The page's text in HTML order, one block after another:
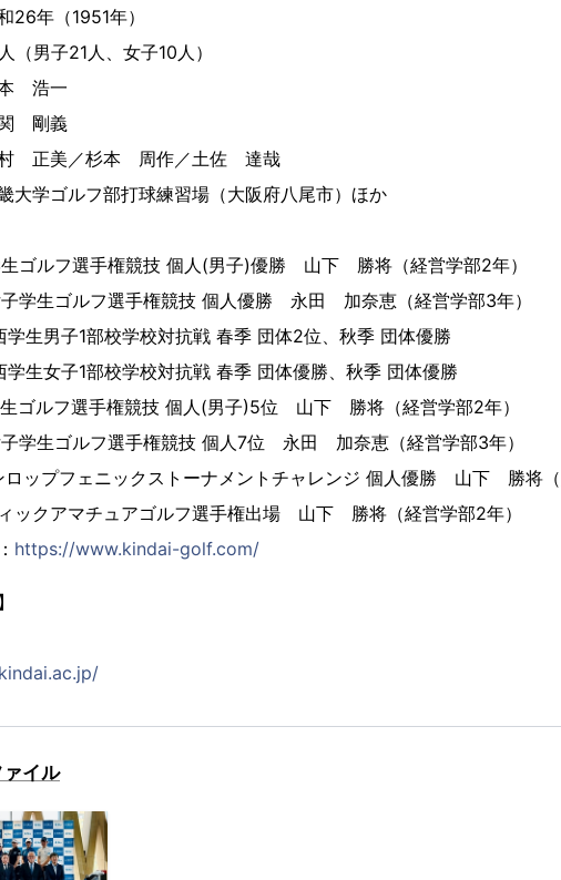
年（1951年）
男子21人、女子10人）
浩一
剛義
正美／杉本 周作／土佐 達哉
学ゴルフ部打球練習場（大阪府八尾市）ほか
ゴルフ選手権競技 個人(男子)優勝 山下 勝将（経営学部2年）
学生ゴルフ選手権競技 個人優勝 永田 加奈恵（経営学部3年）
学生男子1部校学校対抗戦 春季 団体2位、秋季 団体優勝
学生女子1部校学校対抗戦 春季 団体優勝、秋季 団体優勝
ゴルフ選手権競技 個人(男子)5位 山下 勝将（経営学部2年）
学生ゴルフ選手権競技 個人7位 永田 加奈恵（経営学部3年）
ロップフェニックストーナメントチャレンジ 個人優勝 山下 勝将
ックアマチュアゴルフ選手権出場 山下 勝将（経営学部2年）
https://www.kindai-golf.com/
イル